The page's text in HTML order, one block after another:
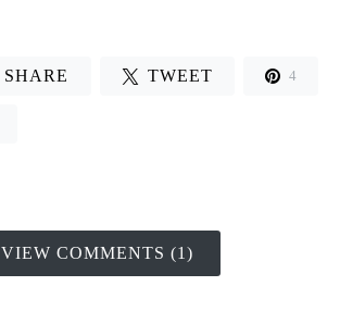
SHARE TWEET 4
VIEW COMMENTS (1)